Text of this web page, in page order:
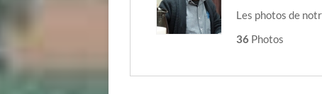
Les photos de
36 Photos